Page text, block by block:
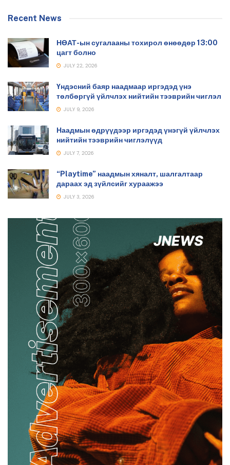
Recent News
НӨАТ-ын сугалааны тохирол өнөөдөр 13:00
цагт болно
JULY 22, 2026
Үндэсний баяр наадмаар иргэдэд үнэ
төлбөргүй үйлчлэх нийтийн тээврийн чиглэл
JULY 9, 2026
Наадмын өдрүүдээр иргэдэд үнэгүй үйлчлэх
нийтийн тээврийн чиглэлүүд
JULY 7, 2026
“Playtime” наадмын хяналт, шалгалтаар
дараах эд зүйлсийг хураажээ
JULY 3, 2026